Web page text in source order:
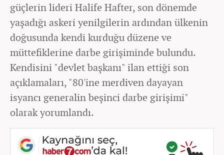
güçlerin lideri Halife Hafter, son dönemde
yaşadığı askeri yenilgilerin ardından ülkenin
doğusunda kendi kurduğu düzene ve
müttefiklerine darbe girişiminde bulundu.
Kendisini "devlet başkanı" ilan ettiği son
açıklamaları, "80'ine merdiven dayayan
isyancı generalin beşinci darbe girişimi"
olarak yorumlandı.